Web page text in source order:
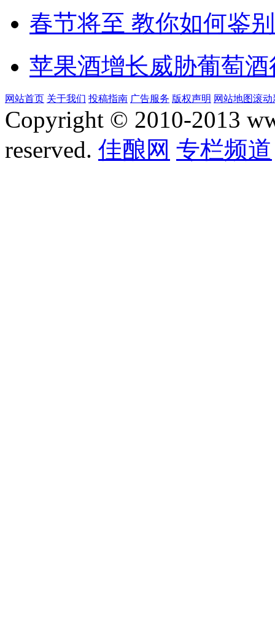
春节将至 教你如何鉴
苹果酒增长威胁葡萄酒
网站首页 关于我们 投稿指南 广告服务 版权声明 网站地图滚动
Copyright © 2010-2013
reserved. 佳酿网 专栏频道